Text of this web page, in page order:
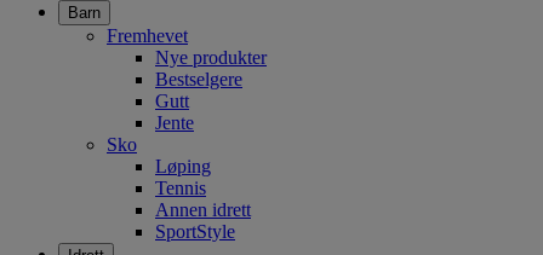
Barn
Fremhevet
Nye produkter
Bestselgere
Gutt
Jente
Sko
Løping
Tennis
Annen idrett
SportStyle